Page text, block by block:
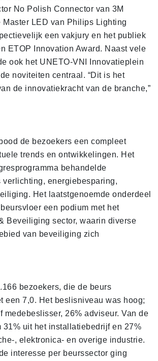
No Polish Connector van 3M
Master LED van Philips Lighting
een vakjury en het publiek
ETOP Innovation Award. Naast vele
ook het UNETO-VNI Innovatieplein
noviteiten centraal. “Dit is het
de innovatiekracht van de branche,”
de bezoekers een compleet
trends en ontwikkelingen. Het
behandelde
verlichting, energiebesparing,
Het laatstgenoemde onderdeel
een podium met het
Beveiliging sector, waarin diverse
van beveiliging zich
bezoekers, die de beurs
een 7,0. Het beslisniveau was hoog;
medebeslisser, 26% adviseur. Van de
31% uit het installatiebedrijf en 27%
, elektronica- en overige industrie.
interesse per beurssector ging